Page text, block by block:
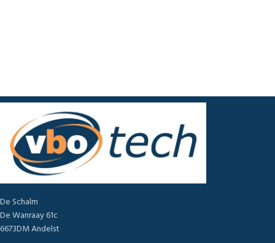
De Schalm
De Wanraay 61c
6673DM Andelst